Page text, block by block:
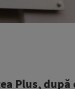
Plus,